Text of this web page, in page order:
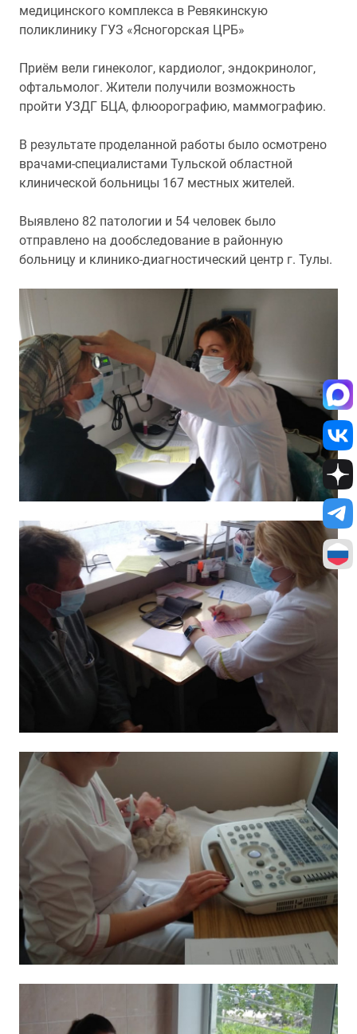
медицинского комплекса в Ревякинскую
поликлинику ГУЗ «Ясногорская ЦРБ»
Приём вели гинеколог, кардиолог, эндокринолог,
офтальмолог. Жители получили возможность
пройти УЗДГ БЦА, флюорографию, маммографию.
В результате проделанной работы было осмотрено
врачами-специалистами Тульской областной
клинической больницы 167 местных жителей.
Выявлено 82 патологии и 54 человек было
отправлено на дообследование в районную
больницу и клинико-диагностический центр г. Тулы.